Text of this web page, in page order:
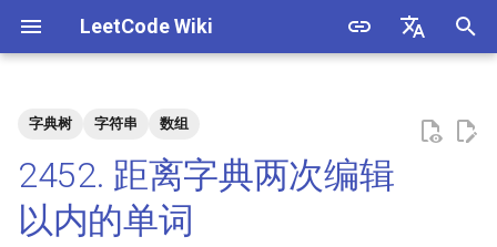
LeetCode Wiki
在
始
化
解法
4. 二维数组中的查找
2. 二进制加法
1.2. 判定是否互为字符重排
字典树 字符串 数组
2452. 距离字典两次编辑
以内的单词